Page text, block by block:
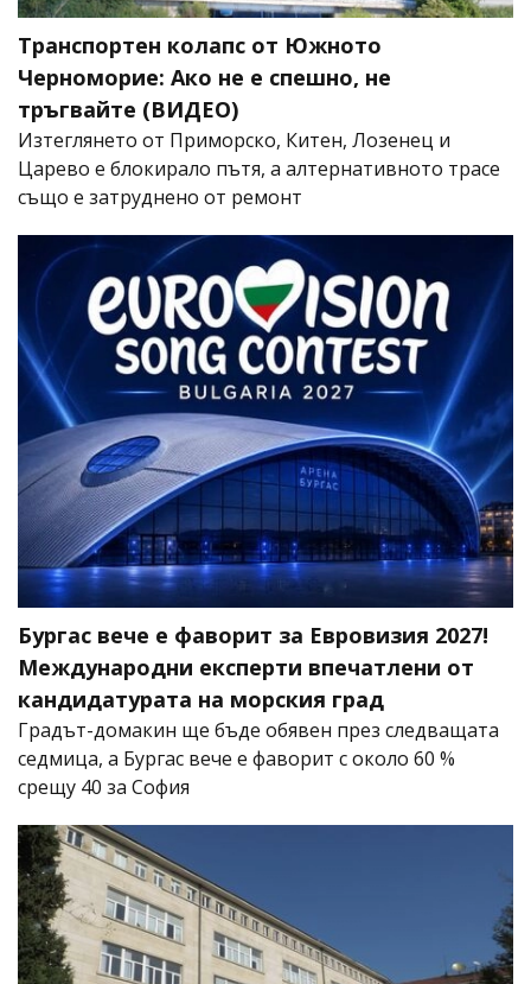
Транспортен колапс от Южното
Черноморие: Ако не е спешно, не
тръгвайте (ВИДЕО)
Изтеглянето от Приморско, Китен, Лозенец и
Царево е блокирало пътя, а алтернативното трасе
също е затруднено от ремонт
Бургас вече е фаворит за Евровизия 2027!
Международни експерти впечатлени от
кандидатурата на морския град
Градът-домакин ще бъде обявен през следващата
седмица, а Бургас вече е фаворит с около 60 %
срещу 40 за София